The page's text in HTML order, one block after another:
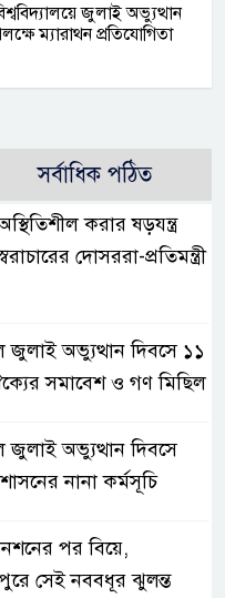
জুলাই অভ্যুত্থান
ম্যারাথন প্রতিযোগিতা
সর্বাধিক পঠিত
করার ষড়যন্ত্র
দোসররা-প্রতিমন্ত্রী
জুলাই অভ্যুত্থান দিবসে ১১
সমাবেশ ও গণ মিছিল
জুলাই অভ্যুত্থান দিবসে
নানা কর্মসূচি
পর বিয়ে,
সেই নববধূর ঝুলন্ত